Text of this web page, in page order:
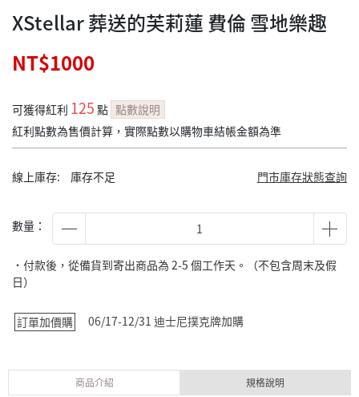
XStellar 葬送的芙莉蓮 費倫 雪地樂趣
NT$1000
可獲得紅利 125 點 點數說明
紅利點數為售價計算，實際點數以購物車結帳金額為準
線上庫存: 庫存不足 門市庫存狀態查詢
數量：
˙付款後，從備貨到寄出商品為 2-5 個工作天。（不包含周末及假
日）
訂單加價購 06/17-12/31 迪士尼撲克牌加購
商品介紹 規格說明